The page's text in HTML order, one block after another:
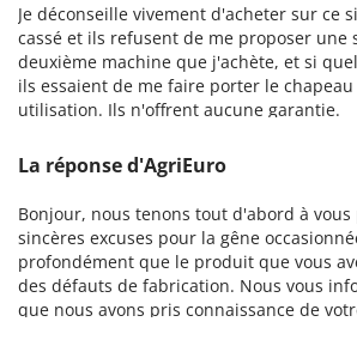
Qualité / Prix
Facilité de montage
Emballage
Je déconseille vivement d'acheter sur ce
cassé et ils refusent de me proposer une
deuxième machine que j'achète, et si
ils essaient de me faire porter le
utilisation. Ils n'offrent aucune garantie.
La réponse d'AgriEuro
Bonjour, nous tenons tout d'abord à
sincères excuses pour la gêne
profondément que le produit que vous
des défauts de fabrication. Nous vous
que nous avons pris connaissance de